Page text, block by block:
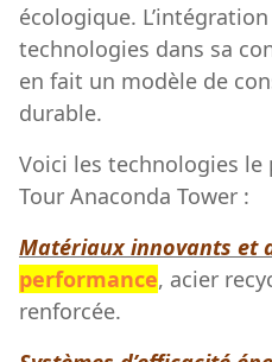
écologique.
technologies dans sa
en fait un modèle de
durable.
Voici les technologies
Tour Anaconda Tower :
Matériaux innovants et
performance, acier
renforcée.